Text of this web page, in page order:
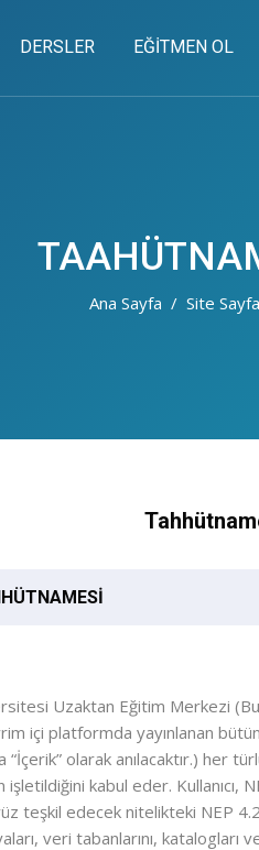
DERSLER EĞITMEN OL
Ana Sayfa Site
Uzaktan Eğitim Merkezi
içi platformda yayınlanan
olarak anılacaktır.) her
kabul eder. Kullanıcı,
teşkil edecek nitelikteki
veri tabanlarını, katalogları